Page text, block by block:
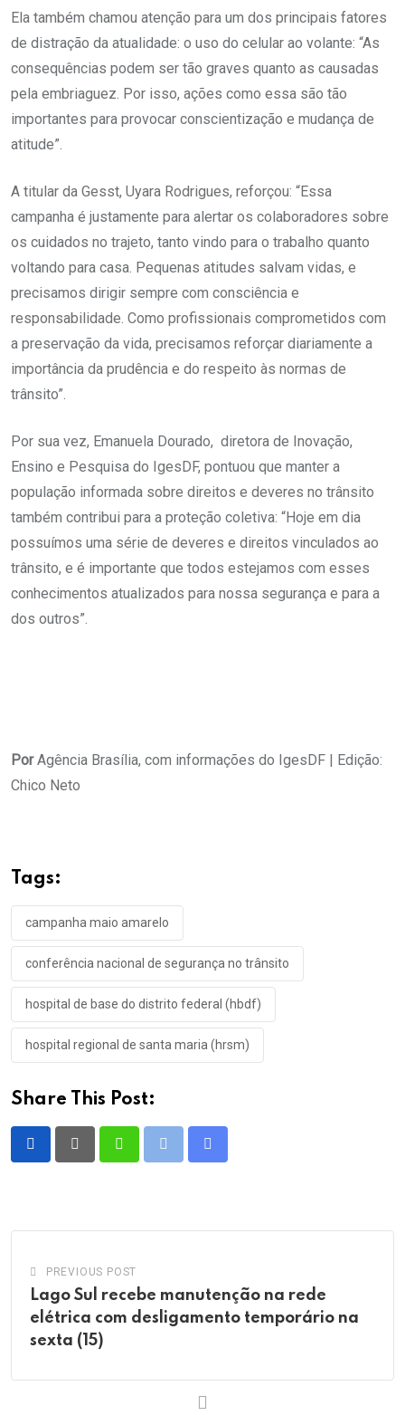
Ela também chamou atenção para um dos principais fatores
de distração da atualidade: o uso do celular ao volante: “As
consequências podem ser tão graves quanto as causadas
pela embriaguez. Por isso, ações como essa são tão
importantes para provocar conscientização e mudança de
atitude”.
A titular da Gesst, Uyara Rodrigues, reforçou: “Essa
campanha é justamente para alertar os colaboradores sobre
os cuidados no trajeto, tanto vindo para o trabalho quanto
voltando para casa. Pequenas atitudes salvam vidas, e
precisamos dirigir sempre com consciência e
responsabilidade. Como profissionais comprometidos com
a preservação da vida, precisamos reforçar diariamente a
importância da prudência e do respeito às normas de
trânsito”.
Por sua vez, Emanuela Dourado, diretora de Inovação,
Ensino e Pesquisa do IgesDF, pontuou que manter a
população informada sobre direitos e deveres no trânsito
também contribui para a proteção coletiva: “Hoje em dia
possuímos uma série de deveres e direitos vinculados ao
trânsito, e é importante que todos estejamos com esses
conhecimentos atualizados para nossa segurança e para a
dos outros”.
PorAgência Brasília, com informações do IgesDF | Edição:
Chico Neto
Tags:
campanha maio amarelo
conferência nacional de segurança no trânsito
hospital de base do distrito federal (hbdf)
hospital regional de santa maria (hrsm)
Share This Post:
PREVIOUS POST
Lago Sul recebe manutenção na rede
elétrica com desligamento temporário na
sexta (15)